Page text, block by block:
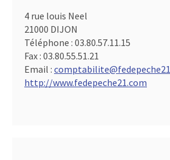
4 rue louis Neel
21000 DIJON
Téléphone : 03.80.57.11.15
Fax : 03.80.55.51.21
Email :
http://www.fedepeche21.com